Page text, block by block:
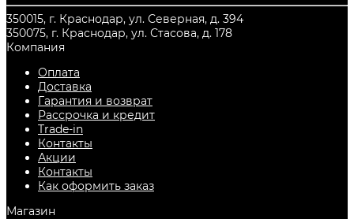
350015, г. Краснодар, ул. Северная, д. 394
350075, г. Краснодар, ул. Стасова, д. 178
Компания
Оплата
Доставка
Гарантия и возврат
Рассрочка и кредит
Trade-in
Контакты
Акции
Контакты
Как оформить заказ
Магазин